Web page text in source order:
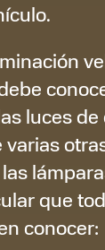
luces
que
conocer: